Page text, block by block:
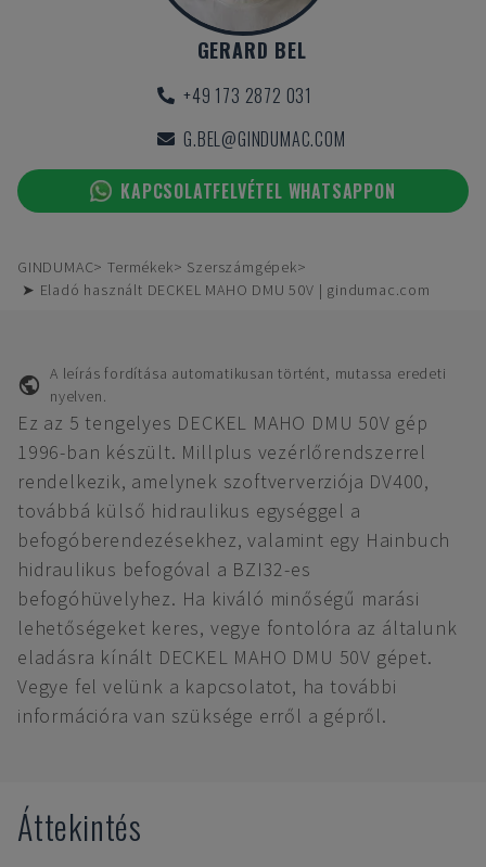
GERARD BEL
+49 173 2872 031
G.BEL@GINDUMAC.COM
KAPCSOLATFELVÉTEL WHATSAPPON
GINDUMAC Termékek
Szerszámgépek
➤ Eladó használt DECKEL MAHO DMU 50V | gindumac.com
A leírás fordítása automatikusan történt, mutassa eredeti
nyelven.
Ez az 5 tengelyes DECKEL MAHO DMU 50V gép
1996-ban készült. Millplus vezérlőrendszerrel
rendelkezik, amelynek szoftververziója DV400,
továbbá külső hidraulikus egységgel a
befogóberendezésekhez, valamint egy Hainbuch
hidraulikus befogóval a BZI32-es
befogóhüvelyhez. Ha kiváló minőségű marási
lehetőségeket keres, vegye fontolóra az általunk
eladásra kínált DECKEL MAHO DMU 50V gépet.
Vegye fel velünk a kapcsolatot, ha további
információra van szüksége erről a gépről.
Áttekintés